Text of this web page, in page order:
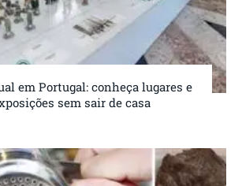
em Portugal: conheça lugares e
sem sair de casa